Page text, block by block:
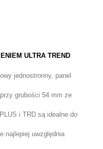
ULTRA TREND
jednostronny, panel
grubości 54 mm ze
i TRD są idealne do
najlepiej uwzględnia